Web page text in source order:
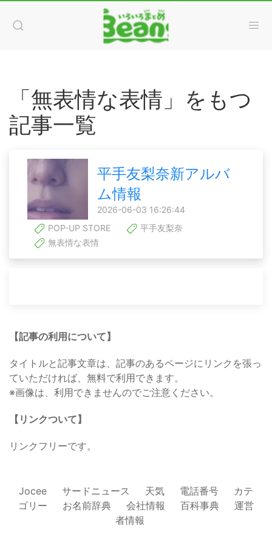
「無表情な表情」をもつ
記事一覧
平手友梨奈新アルバ
ム情報
2026-06-03 16:26:44
POP-UP STORE
平手友梨奈
無表情な表情
【記事の利用について】
タイトルと記事文章は、記事のあるページにリンクを張っ
ていただければ、無料で利用できます。
※画像は、利用できませんのでご注意ください。
【リンクついて】
リンクフリーです。
Jocee サードニュース 天気 電話番号
カテ
ゴリー
お名前辞典 会社情報 百科事典
運営
者情報